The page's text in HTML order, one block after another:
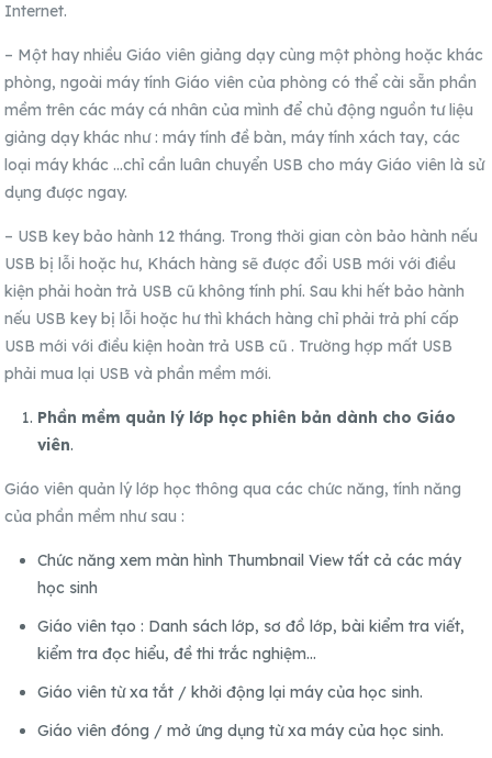
Internet.
– Một hay nhiều Giáo viên giảng dạy cùng một phòng hoặc khác
phòng, ngoài máy tính Giáo viên của phòng có thể cài sẵn phần
mềm trên các máy cá nhân của mình để chủ động nguồn tư liệu
giảng dạy khác như : máy tính đề bàn, máy tính xách tay, các
loại máy khác …chỉ cần luân chuyển USB cho máy Giáo viên là sử
dụng được ngay.
– USB key bảo hành 12 tháng. Trong thời gian còn bảo hành nếu
USB bị lỗi hoặc hư, Khách hàng sẽ được đổi USB mới với điều
kiện phải hoàn trả USB cũ không tính phí. Sau khi hết bảo hành
nếu USB key bị lỗi hoặc hư thì khách hàng chỉ phải trả phí cấp
USB mới với điều kiện hoàn trả USB cũ . Trường hợp mất USB
phải mua lại USB và phần mềm mới.
Phần mềm quản lý lớp học phiên bản dành cho Giáo
viên.
Giáo viên quản lý lớp học thông qua các chức năng, tính năng
của phần mềm như sau :
Chức năng xem màn hình Thumbnail View tất cả các máy
học sinh
Giáo viên tạo : Danh sách lớp, sơ đồ lớp, bài kiểm tra viết,
kiểm tra đọc hiểu, đề thi trắc nghiệm…
Giáo viên từ xa tắt / khởi động lại máy của học sinh.
Giáo viên đóng / mở ứng dụng từ xa máy của học sinh.